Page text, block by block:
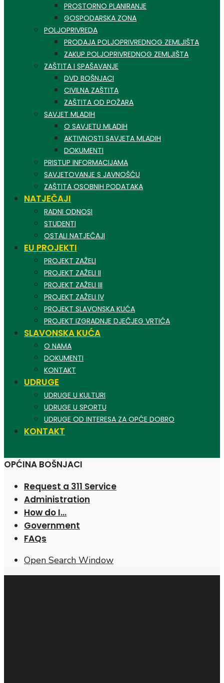
PROSTORNO PLANIRANJE
GOSPODARSKA ZONA
POLJOPRIVREDA
PRODAJA POLJOPRIVREDNOG ZEMLJIŠTA
ZAKUP POLJOPRIVREDNOG ZEMLJIŠTA
ZAŠTITA I SPAŠAVANJE
DVD BOŠNJACI
CIVILNA ZAŠTITA
ZAŠTITA OD POŽARA
SAVJET MLADIH
O SAVJETU MLADIH
AKTIVNOSTI SAVJETA MLADIH
DOKUMENTI
PRISTUP INFORMACIJAMA
SAVJETOVANJE S JAVNOŠĆU
ZAŠTITA OSOBNIH PODATAKA
NATJEČAJI
RADNI ODNOSI
STUDENTI
OSTALI NATJEČAJI
EU PROJEKTI
PROJEKT ZAŽELI
PROJEKT ZAŽELI II
PROJEKT ZAŽELI III
PROJEKT ZAŽELI IV
PROJEKT SLAVONSKA KUĆA
PROJEKT IZGRADNJE DJEČJEG VRTIĆA
SLAVONSKA KUĆA
O NAMA
DOKUMENTI
KONTAKT
UDRUGE
UDRUGE U KULTURI
UDRUGE U SPORTU
UDRUGE OD INTERESA ZA OPĆE DOBRO
KONTAKT
OPĆINA BOŠNJACI
Request a 311 Service
Administration
How do I…
Government
FAQs
Open Search Window